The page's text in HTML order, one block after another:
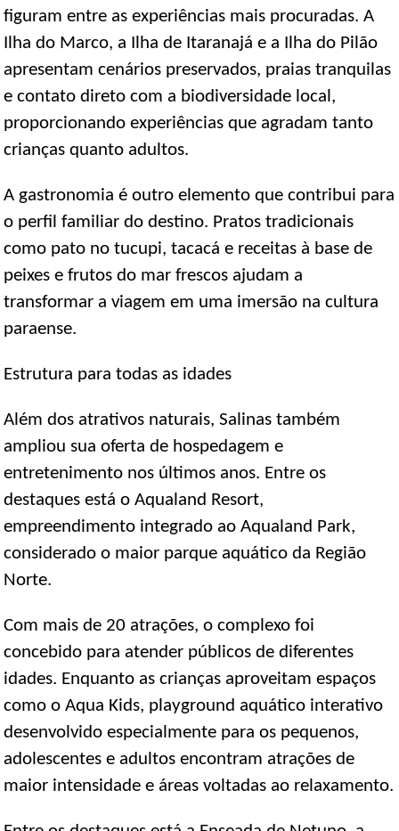
figuram entre as experiências mais procuradas. A
Ilha do Marco, a Ilha de Itaranajá e a Ilha do Pilão
apresentam cenários preservados, praias tranquilas
e contato direto com a biodiversidade local,
proporcionando experiências que agradam tanto
crianças quanto adultos.
A gastronomia é outro elemento que contribui para
o perfil familiar do destino. Pratos tradicionais
como pato no tucupi, tacacá e receitas à base de
peixes e frutos do mar frescos ajudam a
transformar a viagem em uma imersão na cultura
paraense.
Estrutura para todas as idades
Além dos atrativos naturais, Salinas também
ampliou sua oferta de hospedagem e
entretenimento nos últimos anos. Entre os
destaques está o Aqualand Resort,
empreendimento integrado ao Aqualand Park,
considerado o maior parque aquático da Região
Norte.
Com mais de 20 atrações, o complexo foi
concebido para atender públicos de diferentes
idades. Enquanto as crianças aproveitam espaços
como o Aqua Kids, playground aquático interativo
desenvolvido especialmente para os pequenos,
adolescentes e adultos encontram atrações de
maior intensidade e áreas voltadas ao relaxamento.